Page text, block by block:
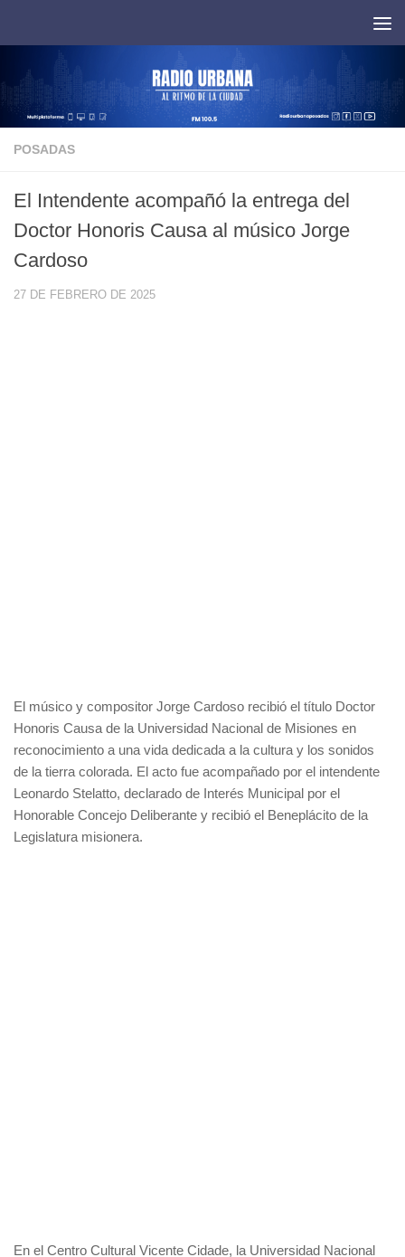
POSADAS
El Intendente acompañó la entrega del
Doctor Honoris Causa al músico Jorge
Cardoso
27 DE FEBRERO DE 2025
El músico y compositor Jorge Cardoso recibió el título Doctor
Honoris Causa de la Universidad Nacional de Misiones en
reconocimiento a una vida dedicada a la cultura y los sonidos
de la tierra colorada. El acto fue acompañado por el intendente
Leonardo Stelatto, declarado de Interés Municipal por el
Honorable Concejo Deliberante y recibió el Beneplácito de la
Legislatura misionera.
En el Centro Cultural Vicente Cidade, la Universidad Nacional